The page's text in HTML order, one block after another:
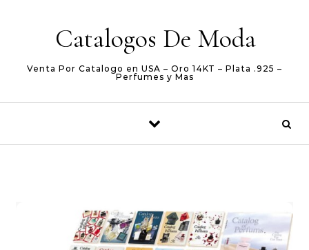
Catalogos De Moda
Venta Por Catalogo en USA – Oro 14KT – Plata .925 –
Perfumes y Mas